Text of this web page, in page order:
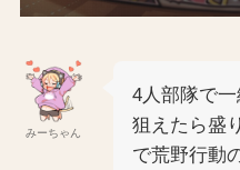
みーちゃん
4人部隊で
狙えたら盛
で荒野行動